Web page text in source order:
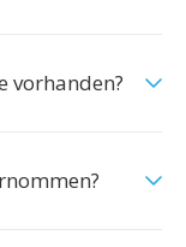
vorhanden?